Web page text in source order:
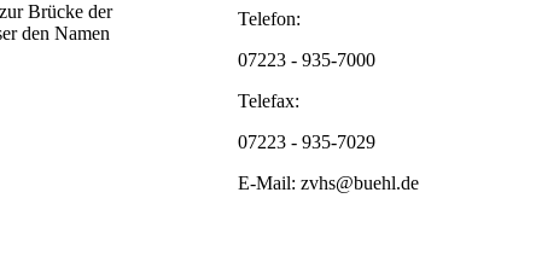
Brücke der
den Namen
Telefon:
07223 - 935-7000
Telefax:
07223 - 935-7029
E-Mail: zvhs@buehl.de